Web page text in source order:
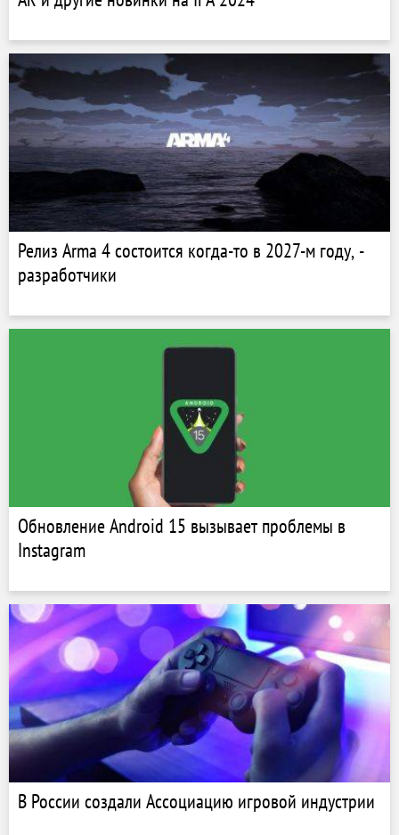
Релиз Arma 4 состоится когда-то в 2027-м году, -
разработчики
Обновление Android 15 вызывает проблемы в
Instagram
В России создали Ассоциацию игровой индустрии